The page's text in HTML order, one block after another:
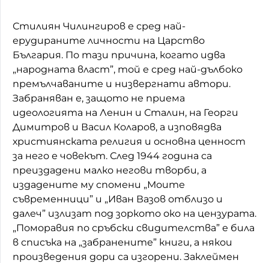
Стилиян Чилингиров е сред най-
ерудираните личности на Царство
България. По тази причина, когато идва
„народната власт”, той е сред най-дълбоко
премълчаваните и низвергнати автори.
Забраняван е, защото не приема
идеологията на Ленин и Сталин, на Георги
Димитров и Васил Коларов, а изповядва
християнската религия и основна ценност
за него е човекът. След 1944 година са
преиздадени малко негови творби, а
издадените му спомени „Моите
съвременници” и „Иван Вазов отблизо и
далеч” излизат под зоркото око на цензурата.
„Поморавия по сръбски свидителства” е била
в списъка на „забранените” книги, а някои
произведения дори са изгорени. Заклеймен